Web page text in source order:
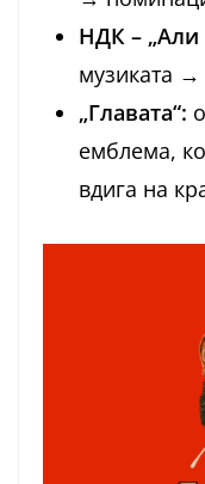
НДК – „Али
музиката
„Главата“:
емблема,
вдига на